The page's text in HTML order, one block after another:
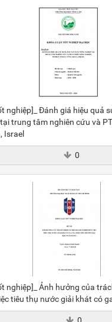
nghiệp]_ Đánh giá hiệu quả
trung tâm nghiên cứu và
Israel
0
nghiệp]_ Ảnh hưởng của
tiêu thụ nước giải khát có